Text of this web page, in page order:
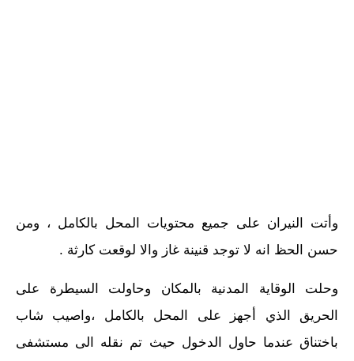
وأتت النيران على جميع محتويات المحل بالكامل ، ومن
حسن الحظ انه لا توجد قنينة غاز والا لوقعت كارثة .
وحلت الوقاية المدنية بالمكان وحاولت السيطرة على
الحريق الذي أجهز على المحل بالكامل ،واصيب شاب
باختناق عندما حاول الدخول حيث تم نقله الى مستشفى